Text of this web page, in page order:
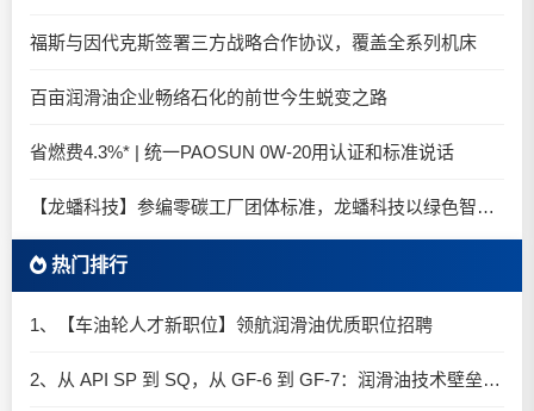
福斯与因代克斯签署三方战略合作协议，覆盖全系列机床
百亩润滑油企业畅络石化的前世今生蜕变之路
省燃费4.3%* | 统一PAOSUN 0W-20用认证和标准说话
【龙蟠科技】参编零碳工厂团体标准，龙蟠科技以绿色智造锚定零碳未来
热门排行
1、【车油轮人才新职位】领航润滑油优质职位招聘
2、从 API SP 到 SQ，从 GF-6 到 GF-7：润滑油技术壁垒再升高，你准备好了吗？